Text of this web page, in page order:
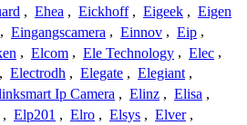
, Ehea , Eickhoff , Eigeek , Eigen
, Eingangscamera , Einnov , Eip ,
, Elcom , Ele Technology , Elec ,
, Electrodh , Elegate , Elegiant ,
Ip Camera , Elinz , Elisa ,
, Elp201 , Elro , Elsys , Elver ,